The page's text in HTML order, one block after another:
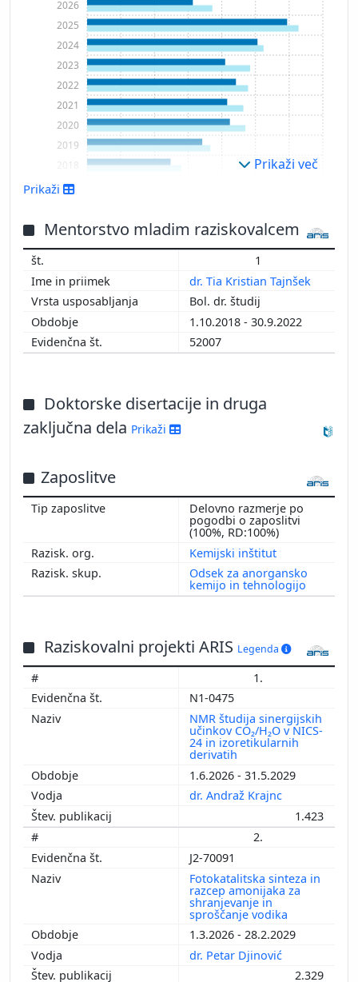
2006
2009
2010
2011
2012
2014
2015
2017
2019
2020
2021
2022
2023
2024
2025
2026
Prikaži več
Prikaži
Mentorstvo mladim raziskovalcem
1
dr. Tia Kristian Tajnšek
Bol. dr. študij
1.10.2018 - 30.9.2022
52007
Doktorske disertacije in druga
zaključna dela Prikaži
Zaposlitve
Delovno razmerje po
pogodbi o zaposlitvi
(100%, RD:100%)
Kemijski inštitut
Odsek za anorgansko
kemijo in tehnologijo
Raziskovalni projekti ARIS Legenda
1.
N1-0475
NMR študija sinergijskih
učinkov CO₂/H₂O v NICS-
24 in izoretikularnih
derivatih
1.6.2026 - 31.5.2029
dr. Andraž Krajnc
1.423
2.
J2-70091
Fotokatalitska sinteza in
razcep amonijaka za
shranjevanje in
sproščanje vodika
1.3.2026 - 28.2.2029
dr. Petar Djinović
2.329